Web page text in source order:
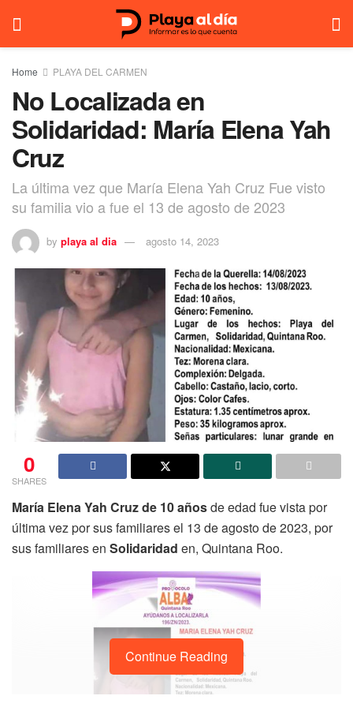
Home PLAYA DEL CARMEN
No Localizada en
Solidaridad: María Elena Yah
Cruz
La última vez que María Elena Yah Cruz Fue visto
su familia vio a fue el 13 de agosto de 2023
by playa al dia agosto 14, 2023
0
SHARES
María Elena Yah Cruz de 10 añosde edad fue vista por
última vez por sus familiares el 13 de agosto de 2023, por
sus familiares en Solidaridad en, Quintana Roo.
Continue Reading